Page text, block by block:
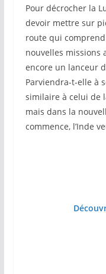
Pour décrocher la
devoir mettre sur
route qui
nouvelles missions
encore un lanceur
Parviendra-t-elle à
similaire à celui de
mais dans la
commence, l’Inde